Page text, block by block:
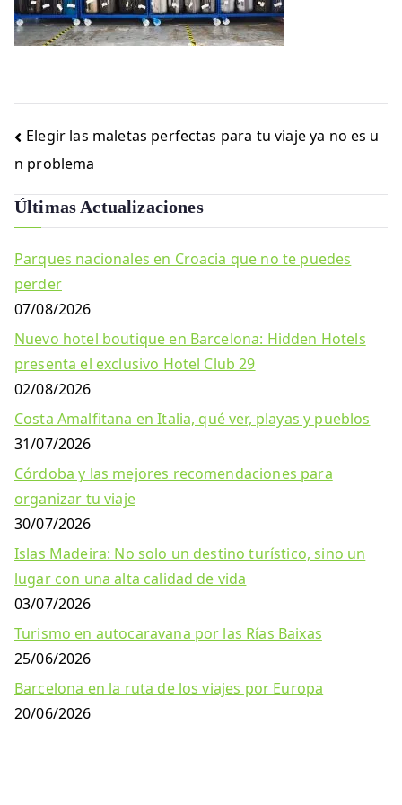
Navegación
de
entradas
Elegir las maletas perfectas para tu viaje ya no es u
n problema
Últimas Actualizaciones
Parques nacionales en Croacia que no te puedes
perder
07/08/2026
Nuevo hotel boutique en Barcelona: Hidden Hotels
presenta el exclusivo Hotel Club 29
02/08/2026
Costa Amalfitana en Italia, qué ver, playas y pueblos
31/07/2026
Córdoba y las mejores recomendaciones para
organizar tu viaje
30/07/2026
Islas Madeira: No solo un destino turístico, sino un
lugar con una alta calidad de vida
03/07/2026
Turismo en autocaravana por las Rías Baixas
25/06/2026
Barcelona en la ruta de los viajes por Europa
20/06/2026